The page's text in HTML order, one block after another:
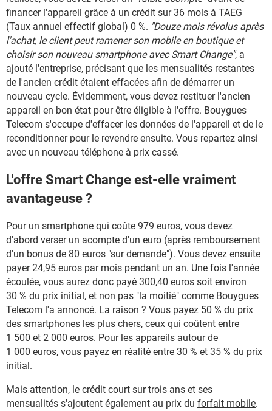
financer l'appareil grâce à un crédit sur 36 mois à TAEG
(Taux annuel effectif global) 0 %. "Douze mois révolus après
l'achat, le client peut ramener son mobile en boutique et
choisir son nouveau smartphone avec Smart Change", a
ajouté l'entreprise, précisant que les mensualités restantes
de l'ancien crédit étaient effacées afin de démarrer un
nouveau cycle. Évidemment, vous devez restituer l'ancien
appareil en bon état pour être éligible à l'offre. Bouygues
Telecom s'occupe d'effacer les données de l'appareil et de le
reconditionner pour le revendre ensuite. Vous repartez ainsi
avec un nouveau téléphone à prix cassé.
L'offre Smart Change est-elle vraiment
avantageuse ?
Pour un smartphone qui coûte 979 euros, vous devez
d'abord verser un acompte d'un euro (après remboursement
d'un bonus de 80 euros "sur demande"). Vous devez ensuite
payer 24,95 euros par mois pendant un an. Une fois l'année
écoulée, vous aurez donc payé 300,40 euros soit environ
30 % du prix initial, et non pas "la moitié" comme Bouygues
Telecom l'a annoncé. La raison ? Vous payez 50 % du prix
des smartphones les plus chers, ceux qui coûtent entre
1 500 et 2 000 euros. Pour les appareils autour de
1 000 euros, vous payez en réalité entre 30 % et 35 % du prix
initial.
Mais attention, le crédit court sur trois ans et ses
mensualités s'ajoutent également au prix du forfait mobile.